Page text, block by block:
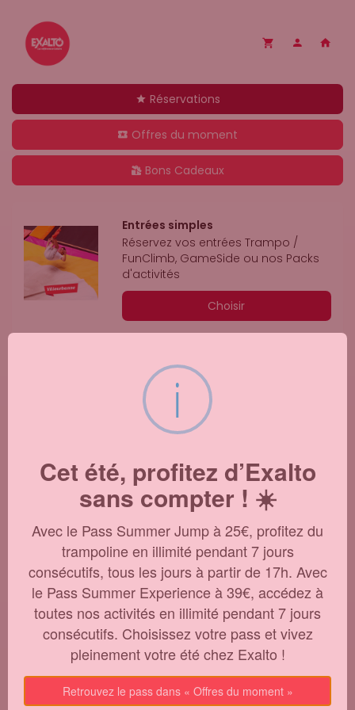
Réservations
Offres du moment
Bons Cadeaux
Entrées simples
Réservez vos entrées Trampo /
FunClimb, GameSide ou nos Packs
d'activités
Choisir
Anniversaires
Offrez leur un anniversaire Exaltant !
Activités, prise en charge du goûter
et salle dédiée, nous proposons un
pack complet et adaptable afin que
dans les meilleures conditions !
Choisir
EVJF - EVG
Vous êtes témoin, ami(e)s, frère /
soeur du ou de la futur(e) marié(e) ?
Réservez votre pack activités +
moment célébration pour célébrer
au mieux l'enterrement de vie de
Choisir
i
Cet été, profitez d’Exalto
sans compter ! ☀️
Avec le Pass Summer Jump à 25€, profitez du
trampoline en illimité pendant 7 jours
consécutifs, tous les jours à partir de 17h. Avec
le Pass Summer Experience à 39€, accédez à
toutes nos activités en illimité pendant 7 jours
consécutifs. Choisissez votre pass et vivez
pleinement votre été chez Exalto !
Retrouvez le pass dans « Offres du moment »